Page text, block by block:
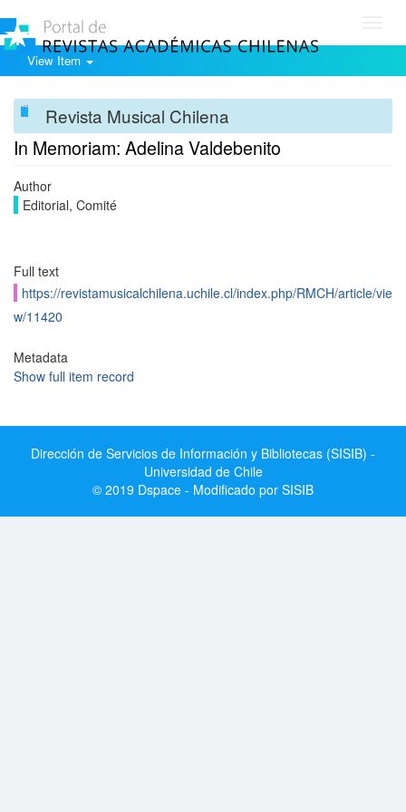
View Item
Revista Musical Chilena
In Memoriam: Adelina Valdebenito
Author
Editorial, Comité
Full text
https://revistamusicalchilena.uchile.cl/index.php/RMCH/article/vie
w/11420
Metadata
Show full item record
Dirección de Servicios de Información y Bibliotecas (SISIB) -
Universidad de Chile
© 2019 Dspace - Modificado por SISIB